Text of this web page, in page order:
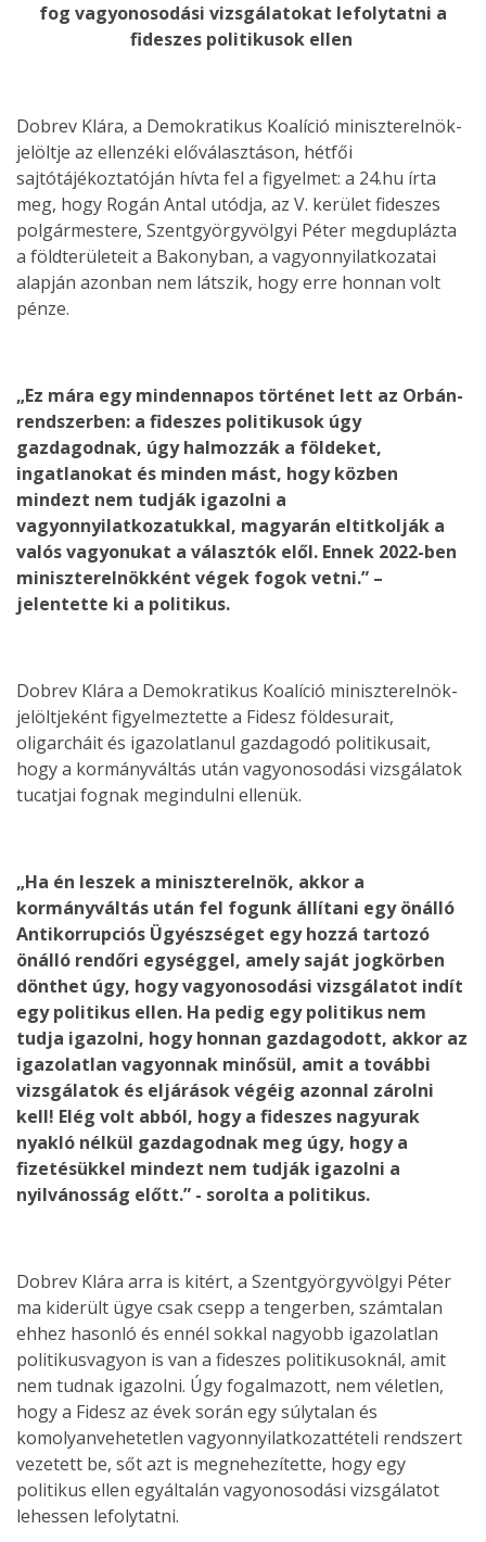
fog vagyonosodási vizsgálatokat lefolytatni a
fideszes politikusok ellen
Dobrev Klára, a Demokratikus Koalíció miniszterelnök-
jelöltje az ellenzéki előválasztáson, hétfői
sajtótájékoztatóján hívta fel a figyelmet: a 24.hu írta
meg, hogy Rogán Antal utódja, az V. kerület fideszes
polgármestere, Szentgyörgyvölgyi Péter megduplázta
a földterületeit a Bakonyban, a vagyonnyilatkozatai
alapján azonban nem látszik, hogy erre honnan volt
pénze.
„Ez mára egy mindennapos történet lett az Orbán-
rendszerben: a fideszes politikusok úgy
gazdagodnak, úgy halmozzák a földeket,
ingatlanokat és minden mást, hogy közben
mindezt nem tudják igazolni a
vagyonnyilatkozatukkal, magyarán eltitkolják a
valós vagyonukat a választók elől. Ennek 2022-ben
miniszterelnökként végek fogok vetni.” –
jelentette ki a politikus.
Dobrev Klára a Demokratikus Koalíció miniszterelnök-
jelöltjeként figyelmeztette a Fidesz földesurait,
oligarcháit és igazolatlanul gazdagodó politikusait,
hogy a kormányváltás után vagyonosodási vizsgálatok
tucatjai fognak megindulni ellenük.
„Ha én leszek a miniszterelnök, akkor a
kormányváltás után fel fogunk állítani egy önálló
Antikorrupciós Ügyészséget egy hozzá tartozó
önálló rendőri egységgel, amely saját jogkörben
dönthet úgy, hogy vagyonosodási vizsgálatot indít
egy politikus ellen. Ha pedig egy politikus nem
tudja igazolni, hogy honnan gazdagodott, akkor az
igazolatlan vagyonnak minősül, amit a további
vizsgálatok és eljárások végéig azonnal zárolni
kell! Elég volt abból, hogy a fideszes nagyurak
nyakló nélkül gazdagodnak meg úgy, hogy a
fizetésükkel mindezt nem tudják igazolni a
nyilvánosság előtt.” - sorolta a politikus.
Dobrev Klára arra is kitért, a Szentgyörgyvölgyi Péter
ma kiderült ügye csak csepp a tengerben, számtalan
ehhez hasonló és ennél sokkal nagyobb igazolatlan
politikusvagyon is van a fideszes politikusoknál, amit
nem tudnak igazolni. Úgy fogalmazott, nem véletlen,
hogy a Fidesz az évek során egy súlytalan és
komolyanvehetetlen vagyonnyilatkozattételi rendszert
vezetett be, sőt azt is megnehezítette, hogy egy
politikus ellen egyáltalán vagyonosodási vizsgálatot
lehessen lefolytatni.